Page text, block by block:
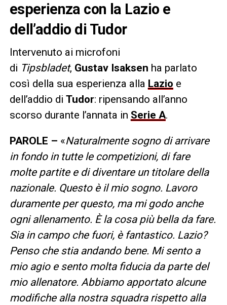
esperienza con la Lazio e
dell’addio di Tudor
Intervenuto ai microfoni
di Tipsbladet, Gustav Isaksen ha parlato
così della sua esperienza alla Lazio e
dell’addio di Tudor: ripensando all’anno
scorso durante l’annata in Serie A.
PAROLE – «Naturalmente sogno di arrivare
in fondo in tutte le competizioni, di fare
molte partite e di diventare un titolare della
nazionale. Questo è il mio sogno. Lavoro
duramente per questo, ma mi godo anche
ogni allenamento. È la cosa più bella da fare.
Sia in campo che fuori, è fantastico. Lazio?
Penso che stia andando bene. Mi sento a
mio agio e sento molta fiducia da parte del
mio allenatore. Abbiamo apportato alcune
modifiche alla nostra squadra rispetto alla